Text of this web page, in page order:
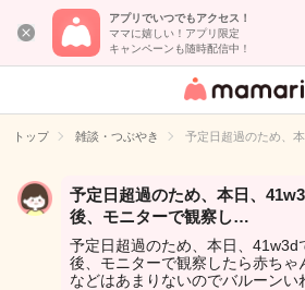
アプリでいつでもアクセス！
ママに嬉しい！アプリ限定
キャンペーンも随時配信中！
女性専用匿名QA
イト
トップ 雑談・つぶやき 予定日超過のため、
予定日超過のため、本日、
後、モニターで観察し…
予定日超過のため、本日、41w3d
後、モニターで観察したら赤ちゃ
などはあまりないのでバルーンい